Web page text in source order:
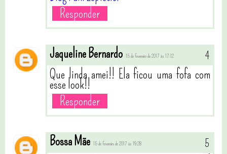
Responder
Jaqueline Bernardo 15 de fevereiro de 2017 às 17:12
Que linda amei!! Ela ficou uma fofa com
esse look!!
Responder
Bossa Mãe 15 de fevereiro de 2017 às 19:28